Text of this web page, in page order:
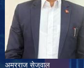
अमरराज सेजुवाल